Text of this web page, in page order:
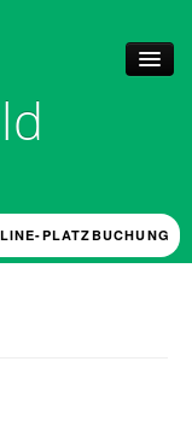
PLATZBUCHUNG